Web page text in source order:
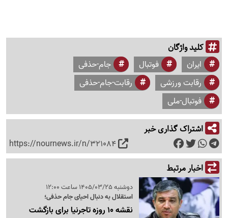
کلید واژگان
ایران فوتبال
جام-حذفی
رقابت ورزشی
رقابت-جام-حذفی
فوتبال-ملی
اشتراک گذاری خبر
https://nournews.ir/n/321084
اخبار مرتبط
دوشنبه 1405/03/25 ساعت 12:00
استقلال به دنبال احیای جام حذفی؛
نقشه 10 روزه تاجرنیا برای بازگشت